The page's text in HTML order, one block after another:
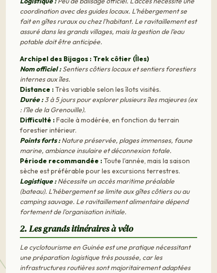
coordination avec des guides locaux. L’hébergement se
fait en gîtes ruraux ou chez l'habitant. Le ravitaillement est
assuré dans les grands villages, mais la gestion de l’eau
potable doit être anticipée.
Archipel des Bijagos : Trek côtier (Îles)
Nom officiel :Sentiers côtiers locaux et sentiers forestiers
internes aux îles.
Distance :Très variable selon les îlots visités.
Durée :3 à 5 jours pour explorer plusieurs îles majeures (ex
: l'île de la Grenouille).
Difficulté :Facile à modérée, en fonction du terrain
forestier intérieur.
Points forts :Nature préservée, plages immenses, faune
marine, ambiance insulaire et déconnexion totale.
Période recommandée :Toute l'année, mais la saison
sèche est préférable pour les excursions terrestres.
Logistique :Nécessite un accès maritime préalable
(bateau). L’hébergement se limite aux gîtes côtiers ou au
camping sauvage. Le ravitaillement alimentaire dépend
fortement de l'organisation initiale.
2. Les grands itinéraires à vélo
Le cyclotourisme en Guinée est une pratique nécessitant
une préparation logistique très poussée, car les
infrastructures routières sont majoritairement adaptées